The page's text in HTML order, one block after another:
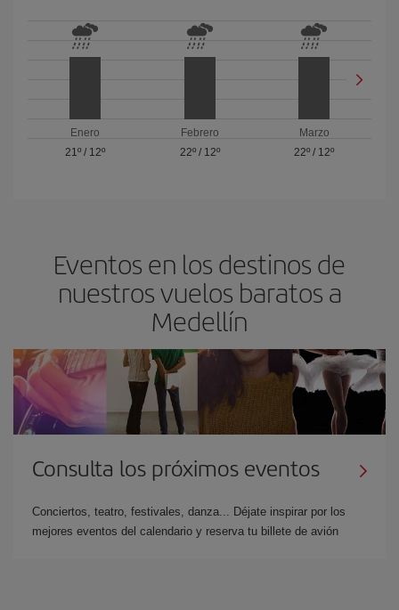
Enero
21º/ 12º
Febrero
22º/ 12º
Marzo
22º / 12º
Eventos en los destinos de
nuestros vuelos baratos a
Medellín
Consulta los próximos eventos
Conciertos, teatro, festivales, danza... Déjate inspirar por los
mejores eventos del calendario y reserva tu billete de avión